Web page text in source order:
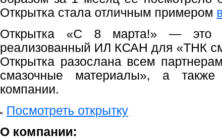
Открытка стала отличным примером
Открытка «С 8 марта!» — это
реализованный ИЛ КСАН для «ТНК
Открытка разослана всем
смазочные материалы», а
компании.
Посмотреть открытку
О компании: